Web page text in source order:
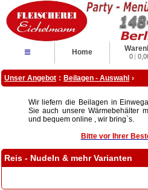
≡ Home 0 |
Unser Angebot : Beilagen - Auswahl ›
Wir liefern die Beilagen in
Sie auch unsere Wärmebehälter
und bequem online , wir bring`s.
Bitte vor Ihrer
Reis - Nudeln & mehr Varianten